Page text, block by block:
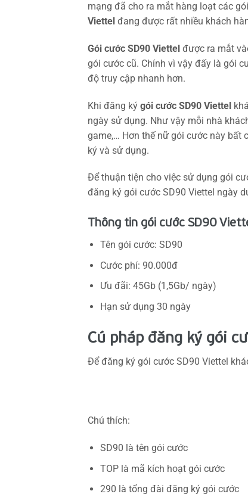
mạng đã cho ra mắt hàng loạt các
Viettel đang được rất nhiều khách
Gói cước SD90 Viettel được ra mắt
gói cước cũ. Chính vì vậy đấy là gói
độ truy cập nhanh hơn.
Khi đăng ký gói cước SD90 Viettel
ngày sử dụng. Như vậy mỗi nhà
game,… Hơn thế nữ gói cước này bất
ký và sử dụng.
Để thuận tiện cho việc sử dụng gói
đăng ký gói cước SD90 Viettel ngày
Thông tin gói cước SD90
Tên gói cước: SD90
Cước phí: 90.000đ
Ưu đãi: 45Gb (1,5Gb/ ngày)
Hạn sử dụng 30 ngày
Cú pháp đăng ký gói
Để đăng ký gói cước SD90 Viettel
Chú thích:
SD90 là tên gói cước
TOP là mã kích hoạt gói cước
290 là tổng đài đăng ký gói cước